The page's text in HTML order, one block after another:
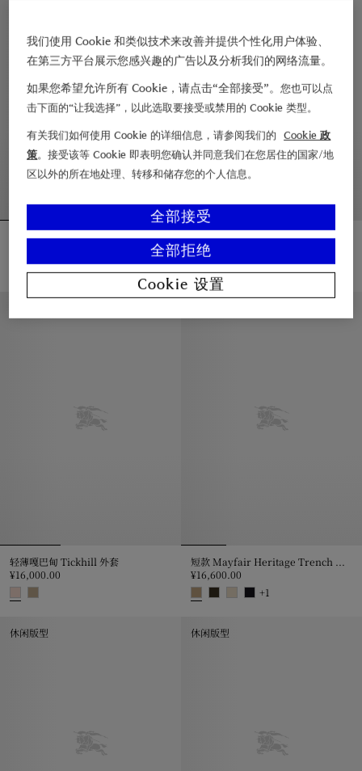
尼龙 Pembury Trench 外套
尼龙 Pembury Trench 外套, ¥12,000.00
轻薄嘎巴甸 Tickhill 外套
¥16,000.00
轻薄嘎巴甸 Tickhill 外套,
轻薄嘎巴甸 Tickhill 外套
¥16,000.00
¥16,600.00
+1
休闲版型 休闲版型
我们使用 Cookie 和类似技术来改善并提供个性化用户体验、
在第三方平台展示您感兴趣的广告以及分析我们的网络流量。
如果您希望允许所有 Cookie，请点击“全部接受”。您也可以点
击下面的“让我选择”，以此选取要接受或禁用的 Cookie 类型。
有关我们如何使用 Cookie 的详细信息，请参阅我们的
Cookie 政
策。接受该等 Cookie 即表明您确认并同意我们在您居住的国家/地
区以外的所在地处理、转移和储存您的个人信息。
全部拒绝
全部接受
Cookie 设置